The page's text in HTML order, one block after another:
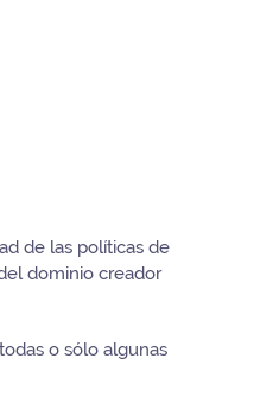
de las políticas de
dominio creador
o sólo algunas